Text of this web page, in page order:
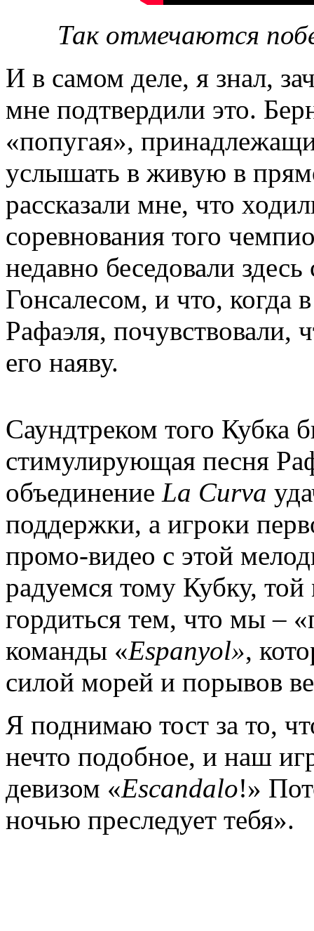
Так отмечаются
И в самом деле, я знал,
мне подтвердили это.
«попугая»,
услышать в живую в
рассказали мне, что
соревнования того
недавно беседовали
Гонсалесом, и что, когда
Рафаэля, почувствовали,
его наяву.
Саундтреком того Кубка
стимулирующая песня
объединение La Curva
поддержки, а игроки
промо-видео с этой
радуемся тому Кубку,
гордиться тем, что мы –
команды «Espanyol»,
силой морей и порывов
Я поднимаю тост за то,
нечто подобное, и наш
девизом «Escandalo!»
ночью преследует тебя».